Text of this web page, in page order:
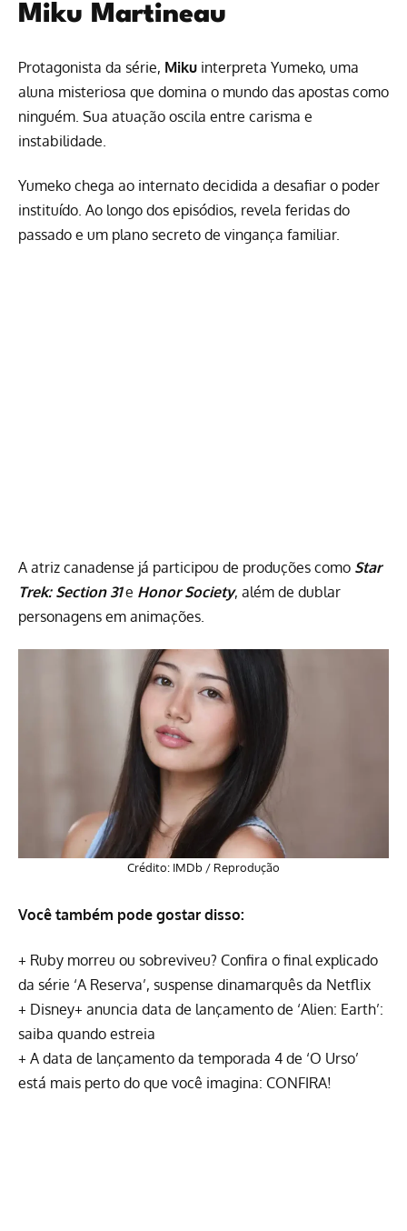
Miku Martineau
Protagonista da série, Miku interpreta Yumeko, uma
aluna misteriosa que domina o mundo das apostas como
ninguém. Sua atuação oscila entre carisma e
instabilidade.
Yumeko chega ao internato decidida a desafiar o poder
instituído. Ao longo dos episódios, revela feridas do
passado e um plano secreto de vingança familiar.
A atriz canadense já participou de produções como Star
Trek: Section 31e Honor Society, além de dublar
personagens em animações.
Crédito: IMDb / Reprodução
Você também pode gostar disso:
+ Ruby morreu ou sobreviveu? Confira o final explicado
da série ‘A Reserva’, suspense dinamarquês da Netflix
+ Disney+ anuncia data de lançamento de ‘Alien: Earth’:
saiba quando estreia
+ A data de lançamento da temporada 4 de ‘O Urso’
está mais perto do que você imagina: CONFIRA!